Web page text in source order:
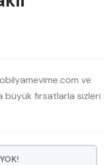
ve
büyük fırsatlarla sizleri